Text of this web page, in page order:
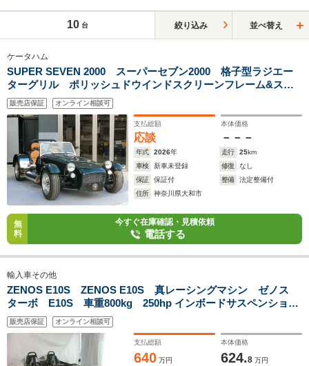
10 台 絞り込み 並べ替え
ケータハム
SUPER SEVEN 2000 スーパーセブン2000 格子型ラジエー
ターグリル ポリッシュドウインドスクリーンフレーム&スタ
ンシオン ポリッシュドサイレンサー サテンシルバーフィラ
ーキャップ ロングフロントウイング スペアホイール&キャ
リア
販売店保証 オンライン相談可
支払総額
応談
本体価格
－－－
年式 2026年 走行 25km
車検
新車未登録 修復
なし
保証
保証付 整備
法定整備付
住所
神奈川県大和市
無
料
今すぐ在庫確認・見積依頼
電話する
輸入車その他
ZENOS E10S ZENOS E10S 真レーシングマシン ゼノス
ターボ E10S 車重800kg 250hp インボードサスペンション
販売店保証 オンライン相談可
支払総額
640 万円
本体価格
624.8 万円